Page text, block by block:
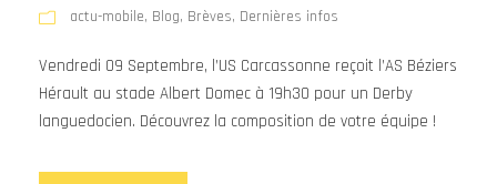
actu-mobile, Blog, Brèves, Dernières infos
Vendredi 09 Septembre, l’US Carcassonne reçoit l’AS Béziers
Hérault au stade Albert Domec à 19h30 pour un Derby
languedocien. Découvrez la composition de votre équipe !